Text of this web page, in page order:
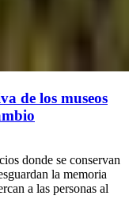
de los museos
donde se conservan
la memoria
a las personas al